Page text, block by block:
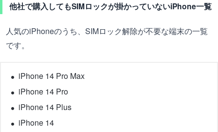
他社で購入してもSIMロックが掛かっていないiPhone一覧
人気のiPhoneのうち、SIMロック解除が不要な端末の一覧
です。
iPhone 14 Pro Max
iPhone 14 Pro
iPhone 14 Plus
iPhone 14